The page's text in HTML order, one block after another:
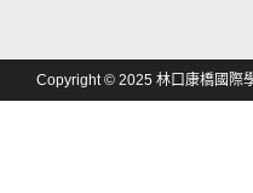
Copyright © 2025 林口康橋國際